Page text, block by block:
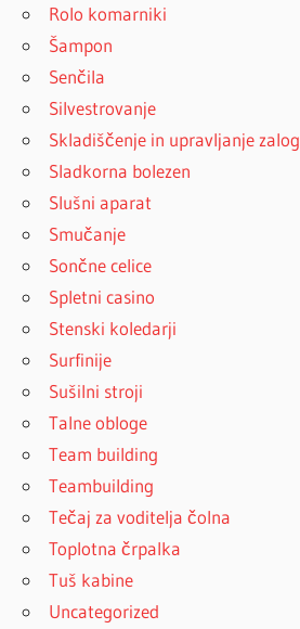
Rolo komarniki
Šampon
Senčila
Silvestrovanje
Skladiščenje in upravljanje zalog
Sladkorna bolezen
Slušni aparat
Smučanje
Sončne celice
Spletni casino
Stenski koledarji
Surfinije
Sušilni stroji
Talne obloge
Team building
Teambuilding
Tečaj za voditelja čolna
Toplotna črpalka
Tuš kabine
Uncategorized